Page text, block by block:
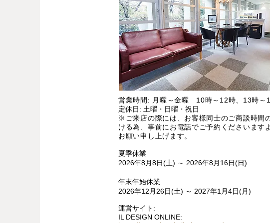
営業時間: 月曜～金曜 10時～12時、13時～
定休日: 土曜・日曜・祝日
※ご来店の際には、お客様同士のご商談時間
ける為、事前にお電話でご予約くださいます
お願い申し上げます。
夏季休業
2026年8月8日(土) ～ 2026年8月16日(日)
年末年始休業
2026年12月26日(土) ～ 2027年1月4日(月)
運営サイト:
IL DESIGN ONLINE: